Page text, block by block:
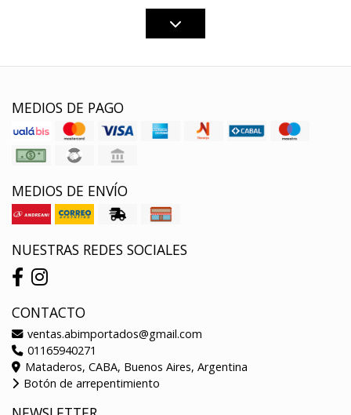
MEDIOS DE PAGO
MEDIOS DE ENVÍO
NUESTRAS REDES SOCIALES
CONTACTO
ventas.abimportados@gmail.com
01165940271
Mataderos, CABA, Buenos Aires, Argentina
Botón de arrepentimiento